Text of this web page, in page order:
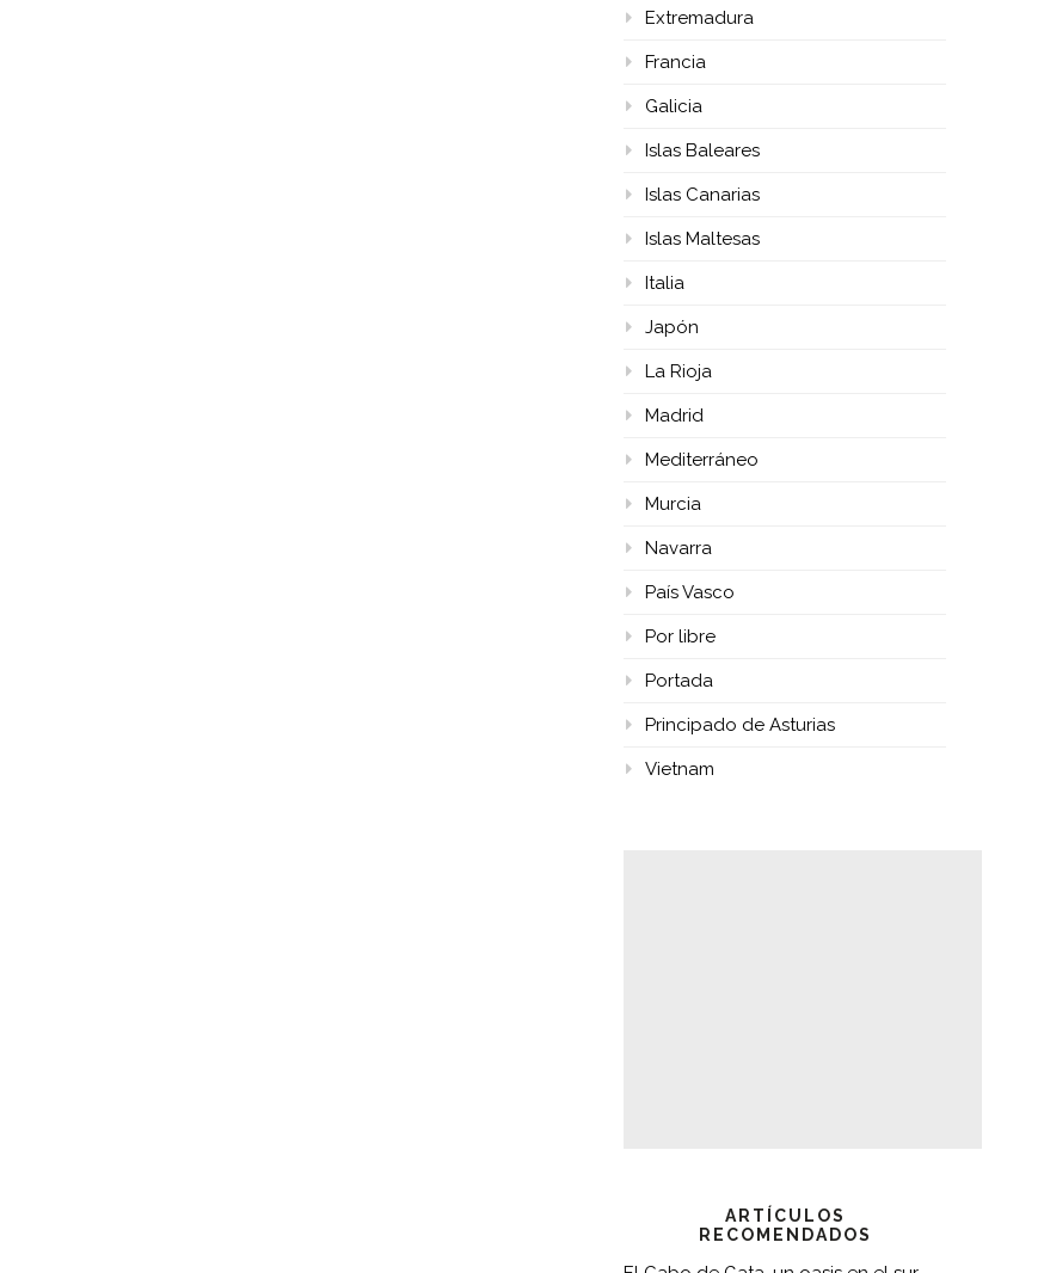
Extremadura
Francia
Galicia
Islas Baleares
Islas Canarias
Islas Maltesas
Italia
Japón
La Rioja
Madrid
Mediterráneo
Murcia
Navarra
País Vasco
Por libre
Portada
Principado de Asturias
Vietnam
ARTÍCULOS
RECOMENDADOS